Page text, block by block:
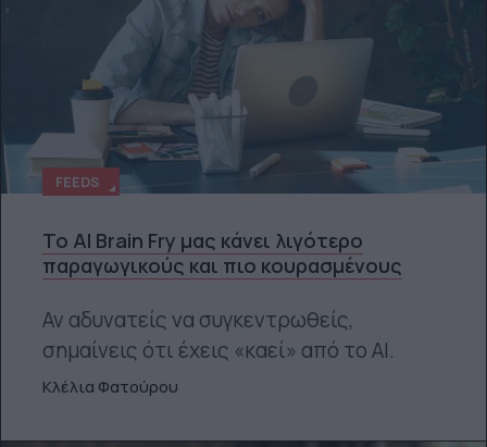
FEEDS
Το AI Brain Fry μας κάνει λιγότερο
παραγωγικούς και πιο κουρασμένους
Αν αδυνατείς να συγκεντρωθείς,
σημαίνεις ότι έχεις «καεί» από το ΑΙ.
Κλέλια Φατούρου